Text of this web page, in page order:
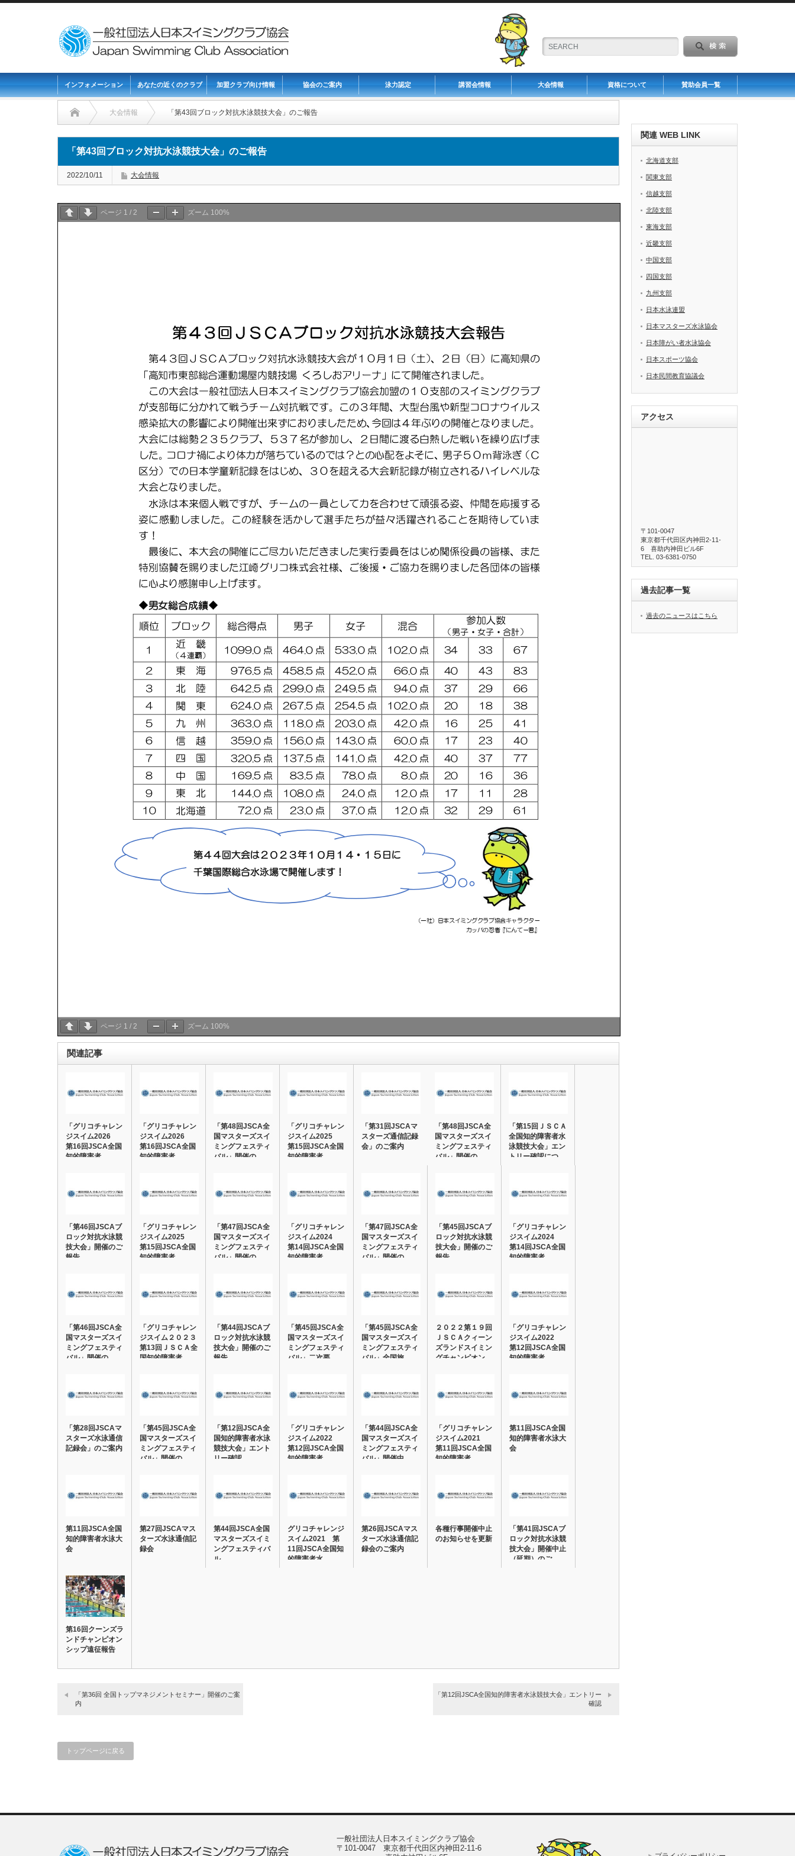
インフォメーション あなたの近くのクラブ 加盟クラブ向け情報 協会のご案内 泳力認定 講習会情報 大会情報 資格について 賛助会員一覧
大会情報 「第43回ブロック対抗水泳競技大会」のご報告
「第43回ブロック対抗水泳競技大会」のご報告
2022/10/11 大会情報
ページ 1 / 2 ズーム 100%
ページ 1 / 2 ズーム 100%
関連記事
「グリコチャレン
ジスイム2026
第16回JSCA全国
知的障害者…
「グリコチャレン
ジスイム2026
第16回JSCA全国
知的障害者…
「第48回JSCA全
国マスターズスイ
ミングフェスティ
バル」開催の…
「グリコチャレン
ジスイム2025
第15回JSCA全国
知的障害者…
「第31回JSCAマ
スターズ通信記録
会」のご案内
「第48回JSCA全
国マスターズスイ
ミングフェスティ
バル」開催の…
「第15回ＪＳＣＡ
全国知的障害者水
泳競技大会」エン
トリー確認につ…
「第46回JSCAブ
ロック対抗水泳競
技大会」開催のご
報告
「グリコチャレン
ジスイム2025
第15回JSCA全国
知的障害者…
「第47回JSCA全
国マスターズスイ
ミングフェスティ
バル」開催の…
「グリコチャレン
ジスイム2024
第14回JSCA全国
知的障害者…
「第47回JSCA全
国マスターズスイ
ミングフェスティ
バル」開催の…
「第45回JSCAブ
ロック対抗水泳競
技大会」開催のご
報告
「グリコチャレン
ジスイム2024
第14回JSCA全国
知的障害者…
「第46回JSCA全
国マスターズスイ
ミングフェスティ
バル」開催の…
「グリコチャレン
ジスイム２０２３
第13回ＪＳＣＡ全
国知的障害者…
「第44回JSCAブ
ロック対抗水泳競
技大会」開催のご
報告
「第45回JSCA全
国マスターズスイ
ミングフェスティ
バル」二次要…
「第45回JSCA全
国マスターズスイ
ミングフェスティ
バル」全国旅…
２０２２第１９回
ＪＳＣＡクィーン
ズランドスイミン
グチャンピオン
「グリコチャレン
ジスイム2022
第12回JSCA全国
知的障害者…
「第28回JSCAマ
スターズ水泳通信
記録会」のご案内
「第45回JSCA全
国マスターズスイ
ミングフェスティ
バル」開催の…
「第12回JSCA全
国知的障害者水泳
競技大会」エント
リー確認
「グリコチャレン
ジスイム2022
第12回JSCA全国
知的障害者…
「第44回JSCA全
国マスターズスイ
ミングフェスティ
バル」開催中…
「グリコチャレン
ジスイム2021
第11回JSCA全国
知的障害者…
第11回JSCA全国
知的障害者水泳大
会
第11回JSCA全国
知的障害者水泳大
会
第27回JSCAマス
ターズ水泳通信記
録会
第44回JSCA全国
マスターズスイミ
ングフェスティバ
ル
グリコチャレンジ
スイム2021 第
11回JSCA全国知
的障害者水…
第26回JSCAマス
ターズ水泳通信記
録会のご案内
各種行事開催中止
のお知らせを更新
「第41回JSCAブ
ロック対抗水泳競
技大会」開催中止
（延期）のご…
第16回クーンズラ
ンドチャンピオン
シップ遠征報告
「第36回 全国トップマネジメントセミナー」開催のご案
内
「第12回JSCA全国知的障害者水泳競技大会」エントリー
確認
トップページに戻る
関連 WEB LINK
北海道支部
関東支部
信越支部
北陸支部
東海支部
近畿支部
中国支部
四国支部
九州支部
日本水泳連盟
日本マスターズ水泳協会
日本障がい者水泳協会
日本スポーツ協会
日本民間教育協議会
アクセス
〒101-0047
東京都千代田区内神田2-11-
6 喜助内神田ビル6F
TEL. 03-6381-0750
過去記事一覧
過去のニュースはこちら